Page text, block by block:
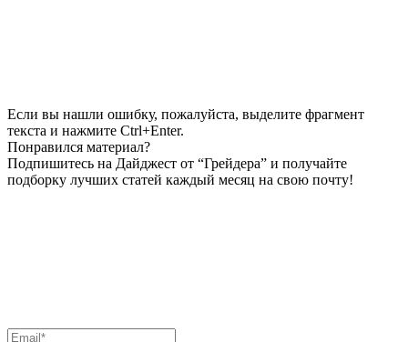
Если вы нашли ошибку, пожалуйста, выделите фрагмент
текста и нажмите Ctrl+Enter.
Понравился материал?
Подпишитесь на Дайджест от “Грейдера” и получайте
подборку лучших статей каждый месяц на свою почту!